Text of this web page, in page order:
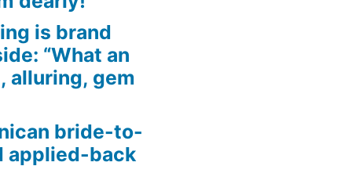
is brand
“What an
alluring, gem
bride-to-
applied-back